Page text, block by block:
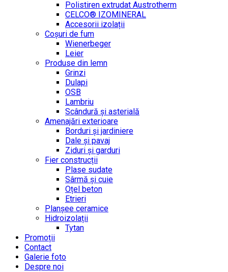
Polistiren extrudat Austrotherm
CELCO® IZOMINERAL
Accesorii izolații
Coșuri de fum
Wienerbeger
Leier
Produse din lemn
Grinzi
Dulapi
OSB
Lambriu
Scândură și asterială
Amenajări exterioare
Borduri și jardiniere
Dale și pavaj
Ziduri și garduri
Fier construcții
Plase sudate
Sârmă şi cuie
Oțel beton
Etrieri
Planșee ceramice
Hidroizolații
Tytan
Promoții
Contact
Galerie foto
Despre noi